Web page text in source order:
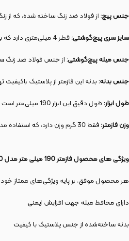
جنس پیچ:از فولاد ضد زنگ ساخته شده، که از
سایز سری پیچ‌گوشتی:قطر 4 میلی‌متری دارد که برای پیچ‌های رایج در اتصالات برقی کاملاً مناسب است.
جنس میله پیچ‌گوشتی:از جنس فولاد ضد زنگ
جنس بدنه:بدنه این فازمتر از پلاستیک
طول ابزار:طول دقیق این ابزار 190 میلی‌متر است که باعث سهولت در کنترل آن در فضاهای باریک و محدود می‌شود.
وزن فازمتر:فقط 30 گرم وزن دارد، که استفاده مداوم از آن را بدون خستگی ممکن می‌سازد.
ویژگی های محصول فازمتر 190 میلی متر مدل 9290
هر محصول موفق، بر پایه ویژگی‌های ممتاز خود
دارای محافظ میله جهت افزایش ایمنی
بدنه ساخته‌شده از جنس پلاستیک با کیفیت